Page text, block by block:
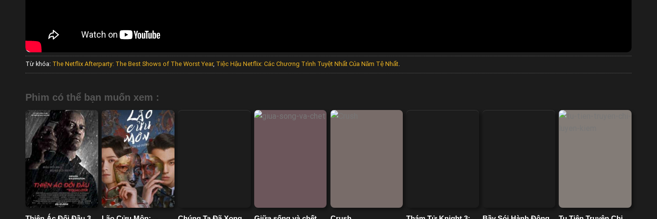
Từ khóa: The Netflix Afterparty: The Best Shows of The Worst Year, Tiệc Hậu Netflix: Các Chương Trình Tuyệt Nhất Của Năm Tệ Nhất
Phim có thể bạn muốn xem :